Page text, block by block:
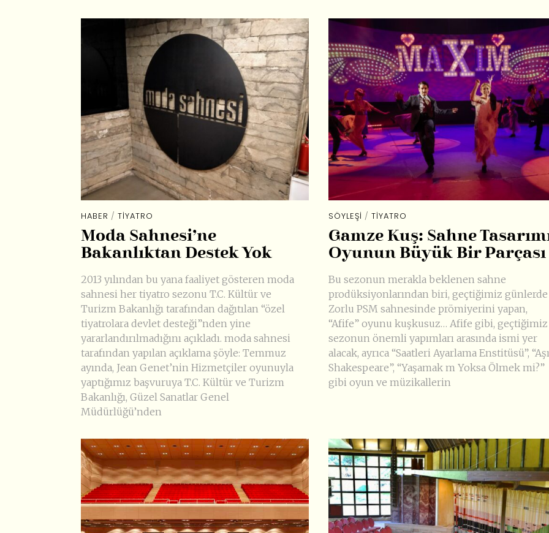
HABER / TIYATRO
Moda Sahnesi’ne
Bakanlıktan Destek Yok
2013 yılından bu yana faaliyet gösteren moda
sahnesi her tiyatro sezonu T.C. Kültür ve
Turizm Bakanlığı tarafından dağıtılan “özel
tiyatrolara devlet desteği”nden yine
yararlandırılmadığını açıkladı. moda sahnesi
tarafından yapılan açıklama şöyle: Temmuz
ayında, Jean Genet’nin Hizmetçiler oyunuyla
yaptığımız başvuruya T.C. Kültür ve Turizm
Bakanlığı, Güzel Sanatlar Genel
Müdürlüğü’nden
SÖYLEŞI / TIYATRO
Gamze Kuş: Sahne
Oyunun Büyük Bir Parçası
Bu sezonun merakla beklenen sahne
prodüksiyonlarından biri, geçtiğimiz günlerde
Zorlu PSM sahnesinde prömiyerini yapan,
“Afife” oyunu kuşkusuz… Afife gibi, geçtiğimiz
sezonun önemli yapımları arasında ismi yer
alacak, ayrıca “Saatleri Ayarlama Enstitüsü”,
Shakespeare”, “Yaşamak m Yoksa Ölmek mi?”
gibi oyun ve müzikallerin